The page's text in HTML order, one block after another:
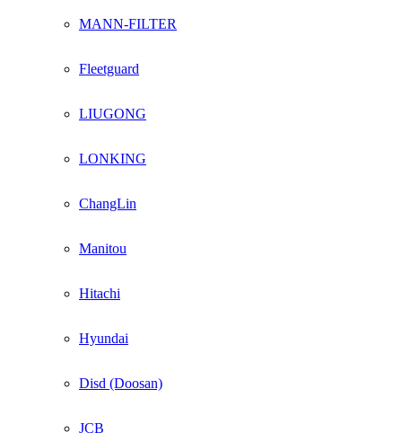
MANN-FILTER
Fleetguard
LIUGONG
LONKING
ChangLin
Manitou
Hitachi
Hyundai
Disd (Doosan)
JCB